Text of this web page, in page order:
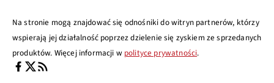
Na stronie mogą znajdować się odnośniki do witryn partnerów, którzy
wspierają jej działalność poprzez dzielenie się zyskiem ze sprzedanych
produktów. Więcej informacji w polityce prywatności.